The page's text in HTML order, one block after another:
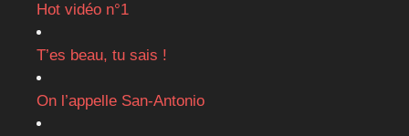
Hot vidéo n°1
T’es beau, tu sais !
On l’appelle San-Antonio